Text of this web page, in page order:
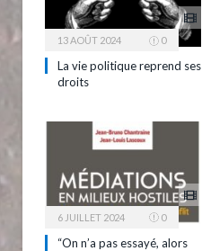
13 AOÛT 2024 0
La vie politique reprend ses
droits
6 JUILLET 2024 0
“On n’a pas essayé, alors